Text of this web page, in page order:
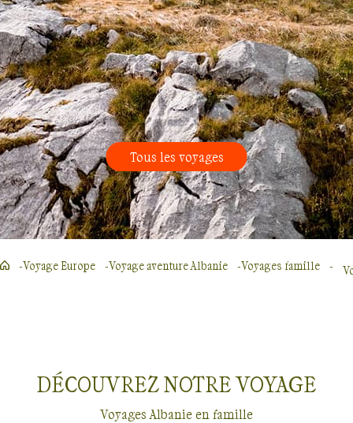
Tous les voyages
Voyage Europe Voyage aventure Albanie Voyages famille
DÉCOUVREZ NOTREVOYAGE
Voyages Albanie en famille